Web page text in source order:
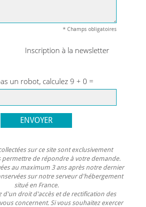
* Champs obligatoires
Inscription à la newsletter
un robot, calculez 9 + 0 =
sur ce site sont exclusivement
permettre de répondre à votre demande.
au maximum 3 ans après notre dernier
sur notre serveur d'hébergement
situé en France.
d'un droit d'accès et de rectification des
concernent. Si vous souhaitez exercer